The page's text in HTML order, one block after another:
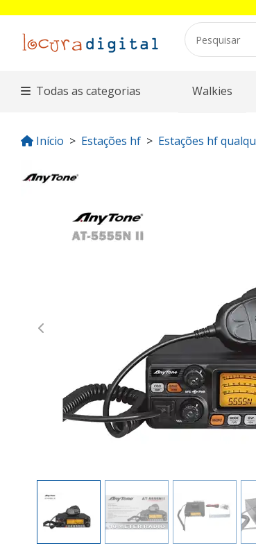
Todas as categorias Walkies
Início Estações hf Estações hf
Previous